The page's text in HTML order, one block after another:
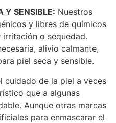
Y SENSIBLE: Nuestros
y libres de químicos
irritación o sequedad.
alivio calmante,
piel seca y sensible.
cuidado de la piel a veces
que a algunas
Aunque otras marcas
para enmascarar el